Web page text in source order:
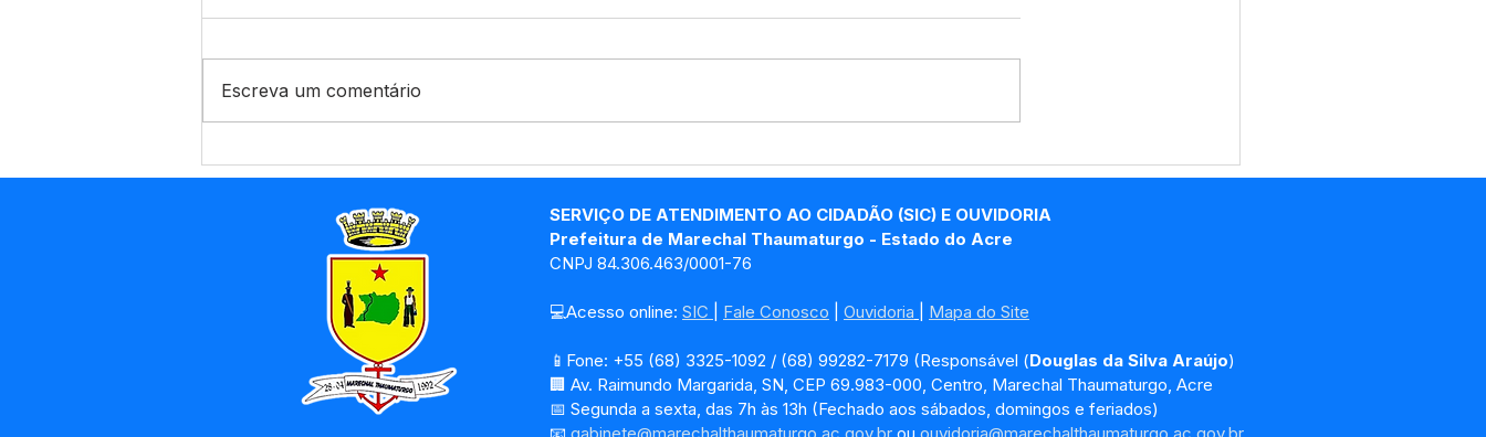
de Licitação
Aviso de Licitação
Aviso de Licitação
Escreva um comentário
SERVIÇO DE ATENDIMENTO AO CIDADÃO (SIC) E OUVIDORIA
Prefeitura de Marechal Thaumaturgo - Estado do Acre
CNPJ 84.306.463/0001-76
💻Acesso online: SIC Fale Conosco Ouvidoria Mapa do Site
📱Fone: +55 (68) 3325-1092 / (68) 99282-7179 (Responsável (Douglas da Silva Araújo)
🏢 Av. Raimundo Margarida, SN, CEP 69.983-000, Centro, Marechal Thaumaturgo, Acre
📅 Segunda a sexta, das 7h às 13h (Fechado aos sábados, domingos e feriados)